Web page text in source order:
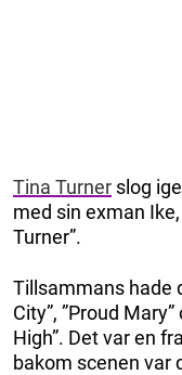
Tina Turner slog
med sin exman
Turner”.
Tillsammans hade
City”, ”Proud
High”. Det var en
bakom scenen var